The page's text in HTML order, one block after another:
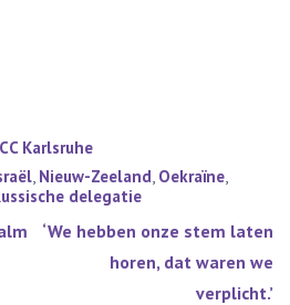
Karlsruhe
, Nieuw-Zeeland, Oekraïne,
delegatie
‘We hebben onze stem laten
horen, dat waren we
verplicht.’